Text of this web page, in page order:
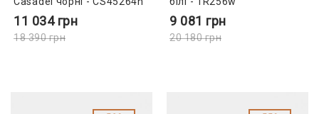
11 034грн
18 390грн
9 081 грн
20 180грн